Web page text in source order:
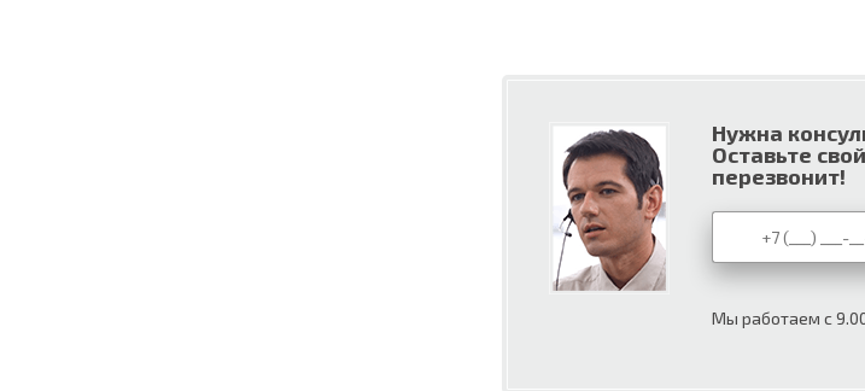
Нужна
Оставьте
перезвонит!
Мы работаем с